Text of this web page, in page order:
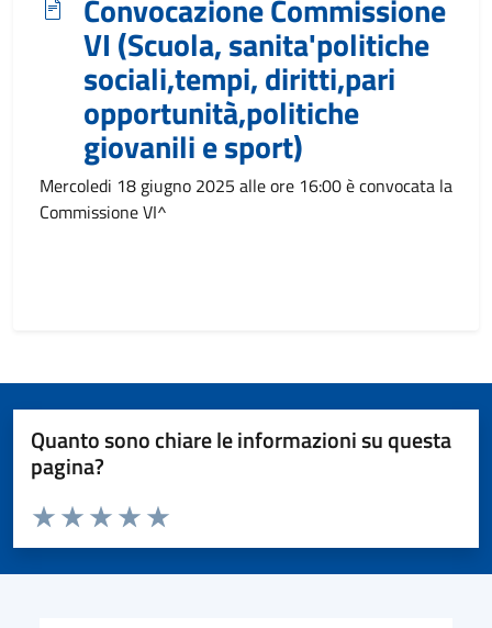
Convocazione Commissione
VI (Scuola, sanita'politiche
sociali,tempi, diritti,pari
opportunità,politiche
giovanili e sport)
Mercoledi 18 giugno 2025 alle ore 16:00 è convocata la
Commissione VI^
Quanto sono chiare le informazioni su questa
pagina?
Valuta da 1 a 5 stelle la pagina
Valuta 5 stelle su 5
Valuta 4 stelle su 5
Valuta 3 stelle su 5
Valuta 2 stelle su 5
Valuta 1 stelle su 5